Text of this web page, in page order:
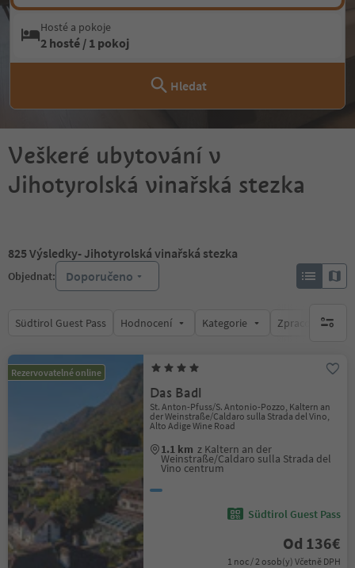
Hosté a pokoje
2 hosté / 1 pokoj
Hledat
Veškeré ubytování v
Jihotyrolská vinařská stezka
825Výsledky- Jihotyrolská vinařská stezka
Objednat: Doporučeno
Südtirol Guest Pass Hodnocení Kategorie Zpracovávábrak
Rezervovatelné online
Das Badl
St. Anton-Pfuss/S. Antonio-Pozzo, Kaltern an
der Weinstraße/Caldaro sulla Strada del Vino,
Alto Adige Wine Road
1.1 km z Kaltern an der
Weinstraße/Caldaro sulla Strada del
Vino centrum
Südtirol Guest Pass
Od 136€
1 noc / 2 osob(y) Včetně DPH